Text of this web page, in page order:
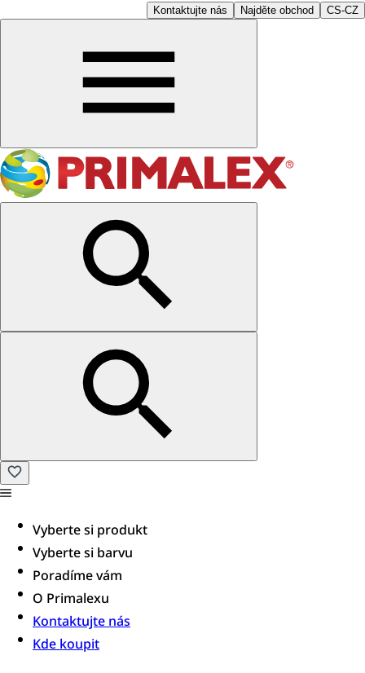
Kontaktujte nás Najděte obchod CS-CZ
Vyberte si produkt
Vyberte si barvu
Poradíme vám​
O Primalexu
Kontaktujte nás
Kde koupit